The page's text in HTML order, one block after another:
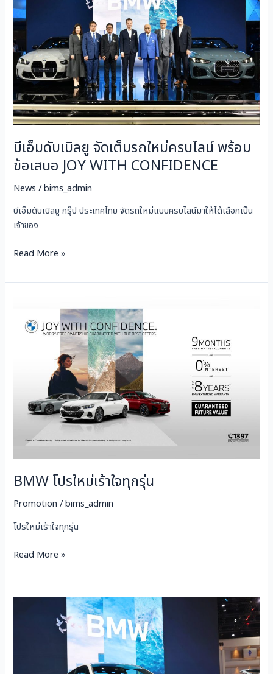
บีเอ็มดับเบิลยู จัดเต็มรถใหม่ครบไลน์ พร้อม
ข้อเสนอ JOY WITH CONFIDENCE
News /bims_admin
บีเอ็มดับเบิลยู กรุ๊ป ประเทศไทย จัดรถใหม่แบบครบไลน์มาให้ได้เลือกเป็น
เจ้าของ
ยู
จัด
เต็ม
รถ
ใหม่
ครบ
ไลน์
พร้อม
ข้อ
เสนอ
JOY
WITH
CONFIDENCE
Read More »
BMW โปรใหม่เร้าใจทุกรุ่น
Promotion /bims_admin
โปรใหม่เร้าใจทุกรุ่น
ใหม่
Read More »